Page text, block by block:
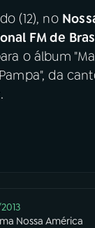
MÚSICA
(12), no
FM de
o álbum
da
Nossa América